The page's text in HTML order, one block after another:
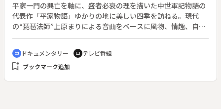
平家一門の興亡を軸に、盛者必衰の理を描いた中世軍記物語の
代表作「平家物語」ゆかりの地に美しい四季を訪ねる。現代
の“琵琶法師”上原まりによる音曲をベースに風物、情趣、自然
美を織り交ぜながら、人間の歴史と追想の中に日本の美を求め
る。
cinematic_blur ドキュメンタリー tv テレビ番組
bookmark_add ブックマーク追加